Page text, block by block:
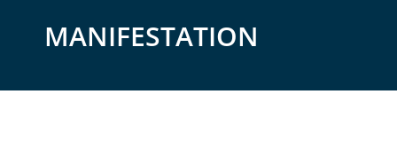
MANIFESTATION